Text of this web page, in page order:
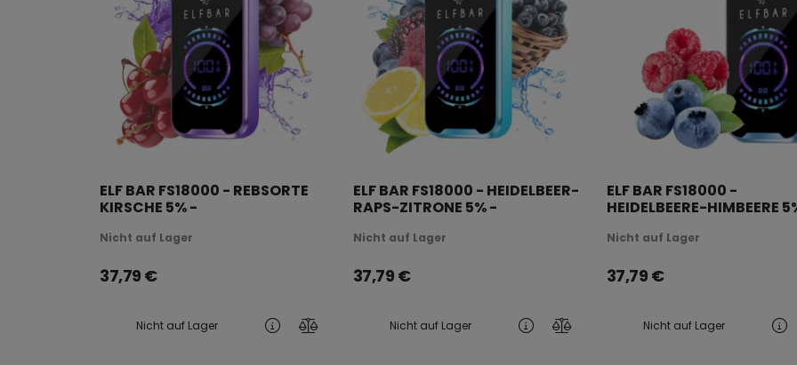
ELF BAR FS18000 - REBSORTE
KIRSCHE 5% -
Nicht auf Lager
37,79 €
Nicht auf Lager
ELF BAR FS18000 - HEIDELBEER-
RAPS-ZITRONE 5% -
Nicht auf Lager
37,79 €
Nicht auf Lager
ELF BAR FS18000 -
HEIDELBEERE-HIMBEERE
Nicht auf Lager
37,79 €
Nicht auf Lager